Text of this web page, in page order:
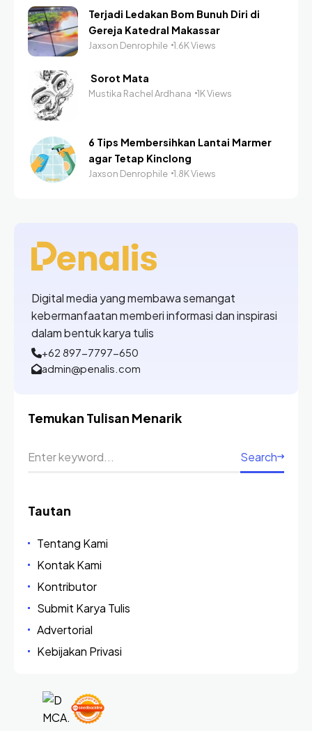
Terjadi Ledakan Bom Bunuh Diri di
Gereja Katedral Makassar
Jaxson Denrophile 1.6K Views
Sorot Mata
Mustika Rachel Ardhana 1K Views
6 Tips Membersihkan Lantai Marmer
agar Tetap Kinclong
Jaxson Denrophile 1.8K Views
Digital media yang membawa semangat
kebermanfaatan memberi informasi dan inspirasi
dalam bentuk karya tulis
+62 897-7797-650
admin@penalis.com
Temukan Tulisan Menarik
Search
Tautan
Tentang Kami
Kontak Kami
Kontributor
Submit Karya Tulis
Advertorial
Kebijakan Privasi